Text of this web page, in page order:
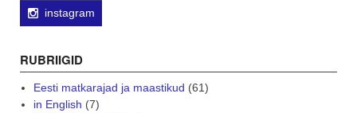
instagram
RUBRIIGID
Eesti matkarajad ja maastikud (61)
in English (7)